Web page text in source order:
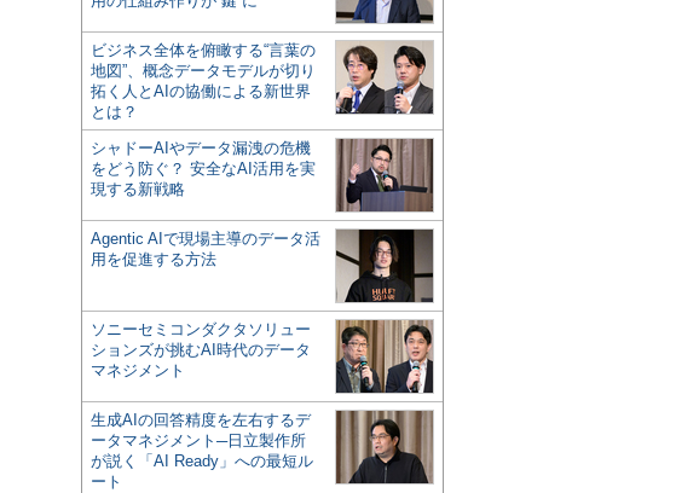
ビジネス全体を俯瞰する“言葉の
地図”、概念データモデルが切り
拓く人とAIの協働による新世界
とは？
シャドーAIやデータ漏洩の危機
をどう防ぐ？ 安全なAI活用を実
現する新戦略
Agentic AIで現場主導のデータ活
用を促進する方法
ソニーセミコンダクタソリュー
ションズが挑むAI時代のデータ
マネジメント
生成AIの回答精度を左右するデ
ータマネジメント─日立製作所
が説く「AI Ready」への最短ル
ート